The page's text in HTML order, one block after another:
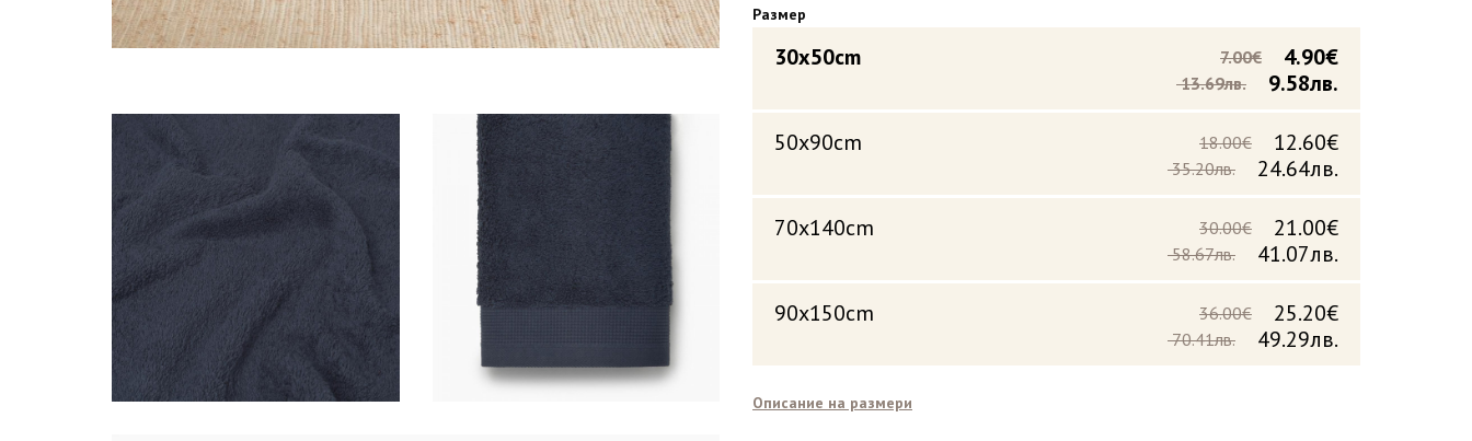
Размер
30x50cm 4.90€
7.00€
9.58лв.
13.69лв.
50x90cm 12.60€
18.00€
24.64лв.
35.20лв.
70x140cm 21.00€
30.00€
41.07лв.
58.67лв.
90x150cm 25.20€
36.00€
49.29лв.
70.41лв.
Описание на размери